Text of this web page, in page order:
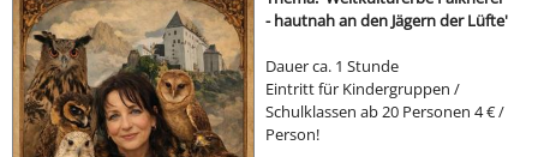
- hautnah an den Jägern der Lüfte'
Dauer ca. 1 Stunde
Eintritt für Kindergruppen /
Schulklassen ab 20 Personen 4 € /
Person!